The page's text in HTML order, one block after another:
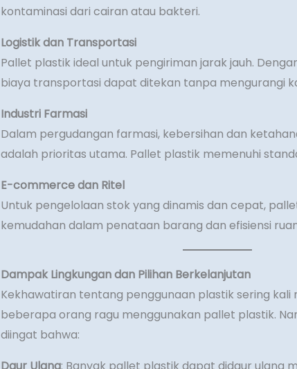
kontaminasi dari cairan atau bakteri.
Logistik dan Transportasi
Pallet plastik ideal untuk pengiriman jarak jauh.
biaya transportasi dapat ditekan tanpa mengurangi
Industri Farmasi
Dalam pergudangan farmasi, kebersihan dan
adalah prioritas utama. Pallet plastik memenuhi
E-commerce dan Ritel
Untuk pengelolaan stok yang dinamis dan cepat,
kemudahan dalam penataan barang dan efisiensi
Dampak Lingkungan dan Pilihan Berkelanjutan
Kekhawatiran tentang penggunaan plastik sering kali
beberapa orang ragu menggunakan pallet plastik.
diingat bahwa:
Daur Ulang: Banyak pallet plastik dapat didaur ulang